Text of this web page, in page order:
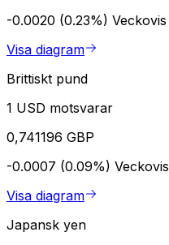
-0.0020 (0.23%) Veckovis
Visa diagram
Brittiskt pund
1 USD motsvarar
0,741196 GBP
-0.0007 (0.09%) Veckovis
Visa diagram
Japansk yen